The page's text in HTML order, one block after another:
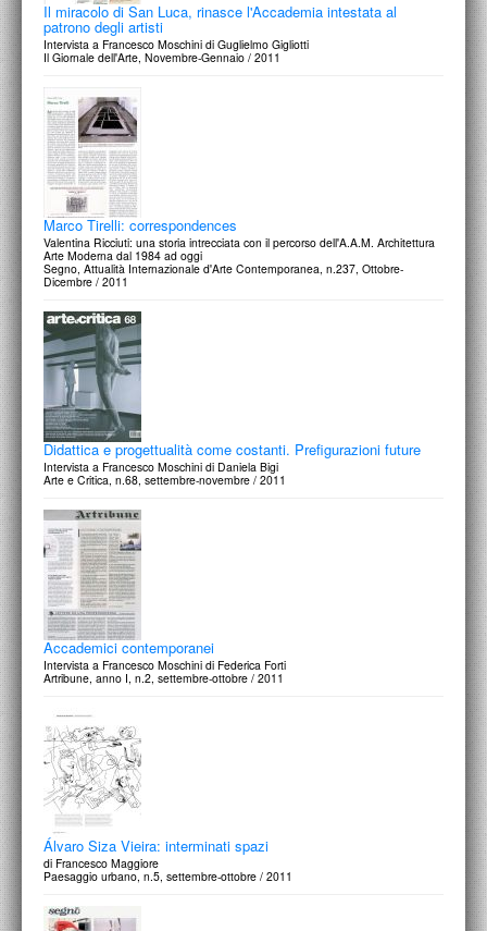
Il miracolo di San Luca, rinasce l'Accademia intestata al
patrono degli artisti
Intervista a Francesco Moschini di Guglielmo Gigliotti
Il Giornale dell'Arte, Novembre-Gennaio / 2011
Marco Tirelli: correspondences
Valentina Ricciuti: una storia intrecciata con il percorso dell'A.A.M. Architettura
Arte Moderna dal 1984 ad oggi
Segno, Attualità Internazionale d'Arte Contemporanea, n.237, Ottobre-
Dicembre / 2011
Didattica e progettualità come costanti. Prefigurazioni future
Intervista a Francesco Moschini di Daniela Bigi
Arte e Critica, n.68, settembre-novembre / 2011
Accademici contemporanei
Intervista a Francesco Moschini di Federica Forti
Artribune, anno I, n.2, settembre-ottobre / 2011
Álvaro Siza Vieira: interminati spazi
di Francesco Maggiore
Paesaggio urbano, n.5, settembre-ottobre / 2011